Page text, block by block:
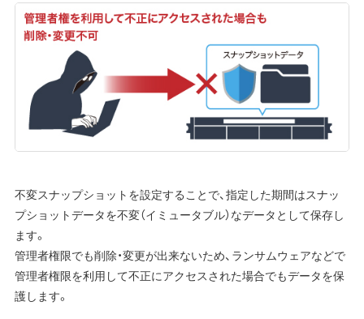
不変スナップショットを設定することで、指定した期間はスナッ
プショットデータを不変（イミュータブル）なデータとして保存し
ます。
管理者権限でも削除・変更が出来ないため、ランサムウェアなどで
管理者権限を利用して不正にアクセスされた場合でもデータを保
護します。